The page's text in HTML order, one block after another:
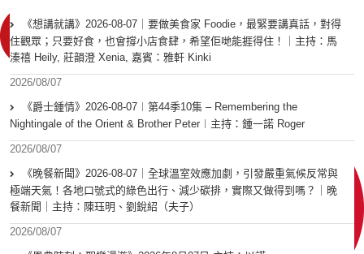
《想講就講》2026-08-07｜要做美食家 Foodie，最緊要講真話，對得
住觀眾；只要好食，也會撐小店食肆，希望佢哋能捱得住！｜主持：馬
溱禧 Heily, 莊韻澄 Xenia, 嘉賓：雅軒 Kinki
2026/08/07
《爵士鍾情》2026-08-07︱第44季10集 – Remembering the
Nightingale of the Orient & Brother Peter︱主持：鍾一諾 Roger
2026/08/07
《晚餐新聞》2026-08-07｜全球溫室效應加劇，引發嚴重氣候反常與
極端天氣！各地口號式的綠色出行、減少碳排，實際又做得到嗎？｜晚
餐新聞｜主持：陳珏明、劉銳紹（夫子）
2026/08/07